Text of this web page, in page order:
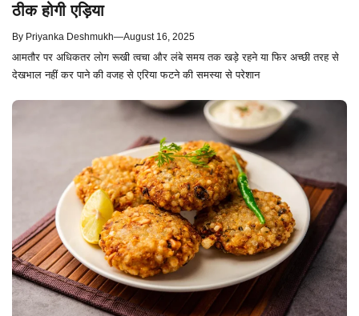
ठीक होगी एड़िया
By Priyanka Deshmukh—August 16, 2025
आमतौर पर अधिकतर लोग रूखी त्वचा और लंबे समय तक खड़े रहने या फिर अच्छी तरह से
देखभाल नहीं कर पाने की वजह से एरिया फटने की समस्या से परेशान